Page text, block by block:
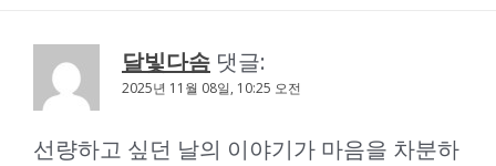
달빛다솜 댓글:
2025년 11월 08일, 10:25 오전
선량하고 싶던 날의 이야기가 마음을 차분하